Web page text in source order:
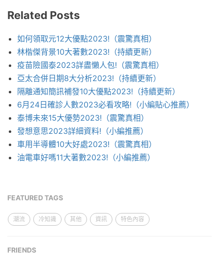
Related Posts
如何領取元12大優點2023!（震驚真相）
林楷傑背景10大著數2023!（持續更新）
疫苗險國泰2023詳盡懶人包!（震驚真相）
亞太合併日期8大分析2023!（持續更新）
隔離通知簡訊補發10大優點2023!（持續更新）
6月24日確診人數2023必看攻略!（小編貼心推薦）
泰博未來15大優勢2023!（震驚真相）
發想意思2023詳細資料!（小編推薦）
車用半導體10大好處2023!（震驚真相）
油電車好嗎11大著數2023!（小編推薦）
FEATURED TAGS
潮流 冷知識 其他 資訊 特色內容
FRIENDS